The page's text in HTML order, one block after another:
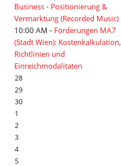
Business - Positionierung &
Vermarktung (Recorded Music)
10:00 AM - Förderungen MA7
(Stadt Wien): Kostenkalkulation,
Richtlinien und
Einreichmodalitäten
28
29
30
1
2
3
4
5